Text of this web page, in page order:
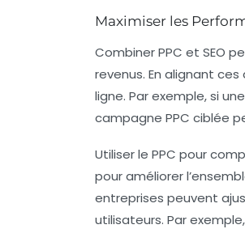
Maximiser les
CombinerPPC et SEO
revenus. En alignant
ligne. Par exemple, si
campagne PPC ciblée
Utiliser le PPC pour
pour améliorer
entreprises peuvent
utilisateurs. Par